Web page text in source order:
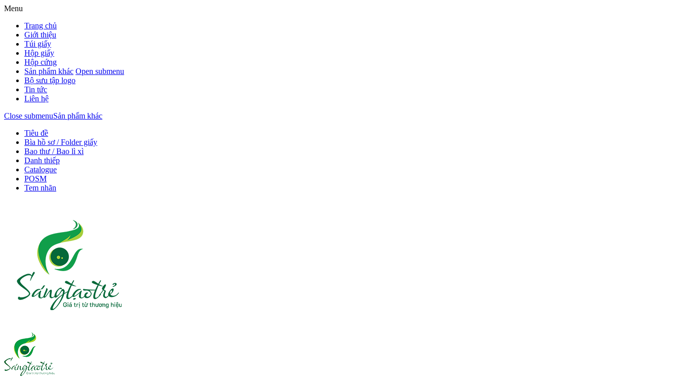
Menu
Trang chủ
Giới thiệu
Túi giấy
Hộp giấy
Hộp cứng
Sản phẩm khác Open submenu
Bộ sưu tập logo
Tin tức
Liên hệ
Close submenuSản phẩm khác
Tiêu đề
Bìa hồ sơ / Folder giấy
Bao thư / Bao lì xì
Danh thiếp
Catalogue
POSM
Tem nhãn